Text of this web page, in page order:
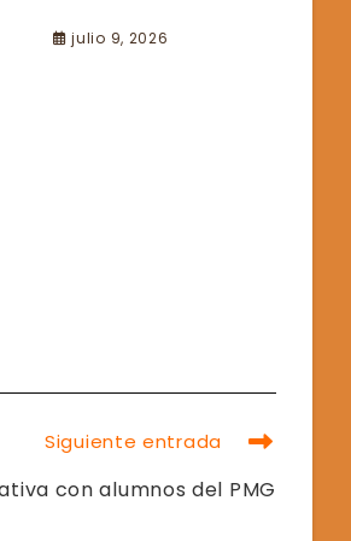
julio 9, 2026
Siguiente entrada
con alumnos del PMG